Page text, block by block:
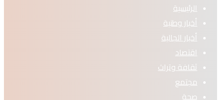
الرئيسية
أخبار وطنية
أخبار الجالية
اقتصاد
ثقافة وتراث
مجتمع
صحة